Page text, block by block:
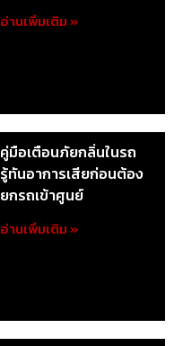
อ่านเพิ่มเติม »
คู่มือเตือนภัยกลิ่นในรถ
รู้ทันอาการเสียก่อนต้อง
ยกรถเข้าศูนย์
อ่านเพิ่มเติม »